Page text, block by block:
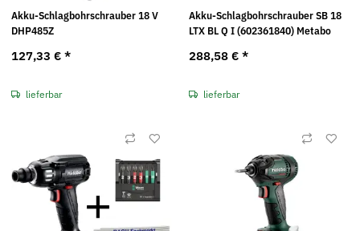
Akku-Schlagbohrschrauber 18 V
DHP485Z
127,33 € *
lieferbar
Akku-Schlagbohrschrauber SB 18
LTX BL Q I (602361840) Metabo
288,58 € *
lieferbar